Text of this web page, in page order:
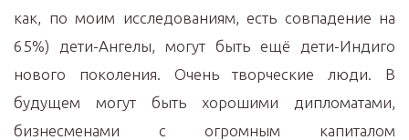
как, по моим исследованиям, есть совпадение на
65%) дети-Ангелы, могут быть ещё дети-Индиго
нового поколения. Очень творческие люди. В
будущем могут быть хорошими дипломатами,
бизнесменами с огромным капиталом